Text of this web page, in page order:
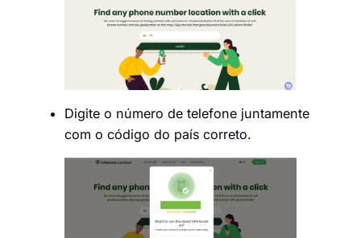
Digite o número de telefone juntamente
com o código do país correto.